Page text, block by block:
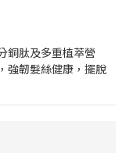
銅肽及多重植萃營
強韌髮絲健康，擺脫